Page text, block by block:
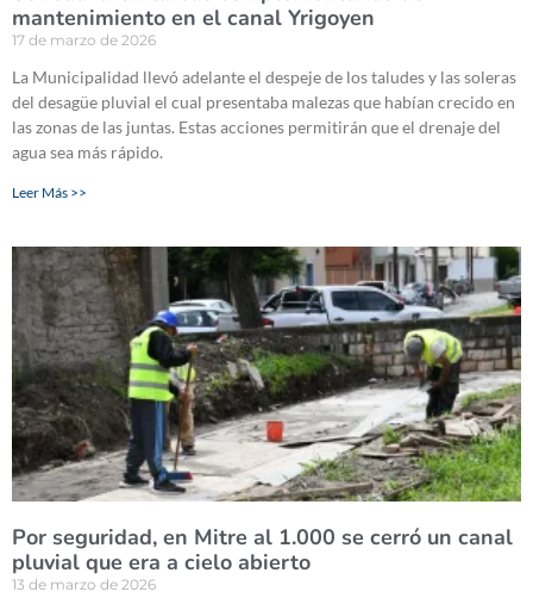
mantenimiento en el canal Yrigoyen
17 de marzo de 2026
La Municipalidad llevó adelante el despeje de los taludes y las soleras
del desagüe pluvial el cual presentaba malezas que habían crecido en
las zonas de las juntas. Estas acciones permitirán que el drenaje del
agua sea más rápido.
Leer Más >>
Por seguridad, en Mitre al 1.000 se cerró un canal
pluvial que era a cielo abierto
13 de marzo de 2026